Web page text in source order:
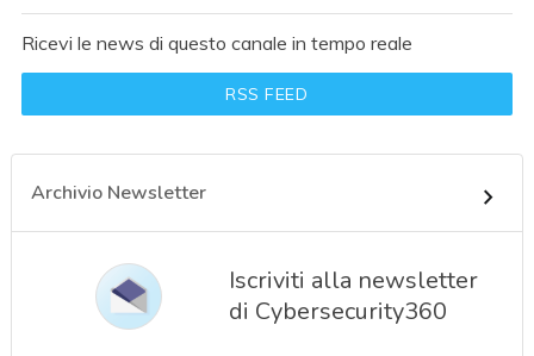
Ricevi le news di questo canale in tempo reale
RSS FEED
Archivio Newsletter
Iscriviti alla newsletter
di Cybersecurity360